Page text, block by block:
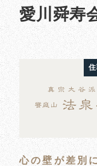
愛川舜寿
心の壁が差別